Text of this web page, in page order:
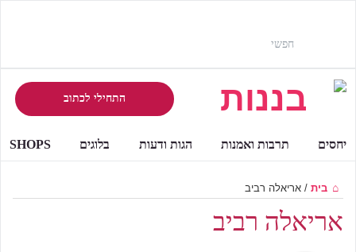
התחילי לכתוב
יחסים תרבות ואמנות הגות ודעות בלוגים SHOPS
בית / אריאלה רביב
אריאלה רביב